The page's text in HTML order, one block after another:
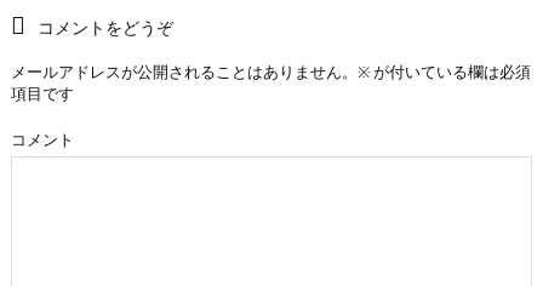
コメントをどうぞ
メールアドレスが公開されることはありません。 ※が付いている欄は必須
項目です
コメント